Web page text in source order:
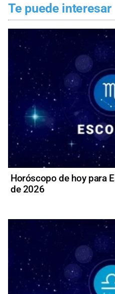
Te puede interesar
Horóscopo de hoy para
de 2026